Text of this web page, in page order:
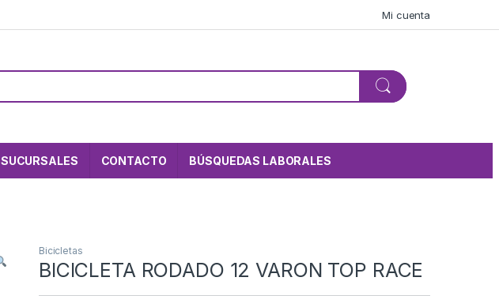
Mi cuenta
SUCURSALES CONTACTO BÚSQUEDAS LABORALES
Bicicletas
BICICLETA RODADO 12 VARON TOP RACE